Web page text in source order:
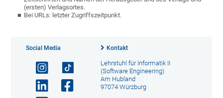
(ersten) Verlagsortes.
Bei URLs: letzter Zugriffszeitpunkt.
Social Media Kontakt
Lehrstuhl für Informatik II
(Software Engineering)
Am Hubland
97074 Würzburg